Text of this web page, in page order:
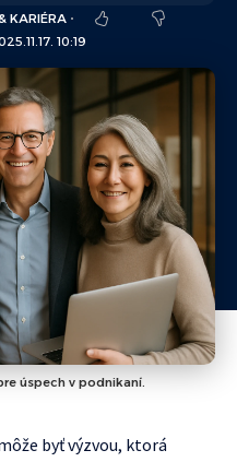
10:19
KARIÉRA
úspech v podnikaní.
byť výzvou, ktorá